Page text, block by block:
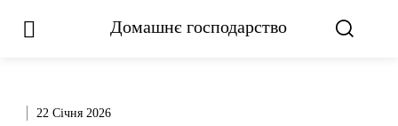
Домашнє господарство
22 Січня 2026